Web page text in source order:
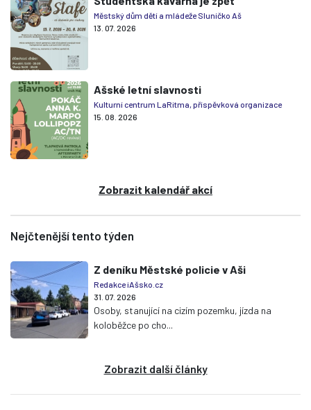
Městský dům dětí a mládeže Sluníčko Aš
13. 07. 2026
Ašské letní slavnosti
Kulturní centrum LaRitma, příspěvková organizace
15. 08. 2026
Zobrazit kalendář akcí
Nejčtenější tento týden
Z deníku Městské policie v Aši
Redakce iAšsko.cz
31. 07. 2026
Osoby, stanující na cizím pozemku, jízda na
koloběžce po cho...
Zobrazit další články